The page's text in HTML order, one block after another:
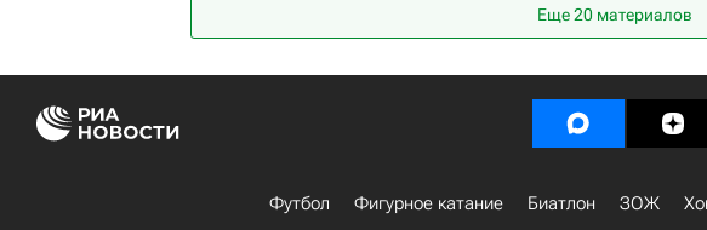
Еще 20 материалов
Футбол Фигурное катание Биатлон ЗОЖ